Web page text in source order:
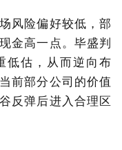
风险偏好较低，部
金高一点。毕盛判
估， 从而逆向布
前部分公司的价值
反弹后进入合理区